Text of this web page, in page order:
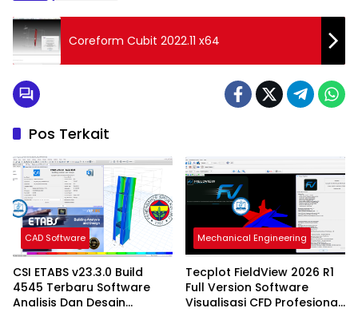
Coreform Cubit 2022.11 x64
Pos Terkait
CAD Software
CSI ETABS v23.3.0 Build
4545 Terbaru Software
Analisis Dan Desain
Mechanical Engineering
Tecplot FieldView 2026 R1
Full Version Software
Visualisasi CFD Profesional